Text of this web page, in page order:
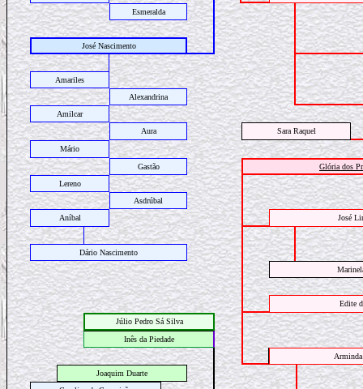
Esmeralda
José Nascimento
Amariles
Alexandrina
Amilcar
Aura
Sara Raquel
Mário
Gastão
Glória dos
Lereno
Asdrúbal
Aníbal
José
Dário Nascimento
Edite
Júlio Pedro Sá Silva
Inês da Piedade
Joaquim Duarte